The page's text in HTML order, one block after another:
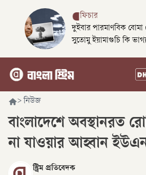
ফিচার
দুইবার পারমাণবিক বোমা
সুতোমু ইয়ামাগুচি কি
> নিউজ
বাংলাদেশে অবস্থানরত
না যাওয়ার আহ্বান
স্ট্রিম প্রতিবেদক